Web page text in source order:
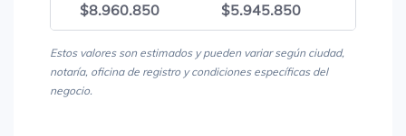
$8.960.850 $5.945.850
Estos valores son estimados y pueden variar según ciudad,
notaría, oficina de registro y condiciones específicas del
negocio.